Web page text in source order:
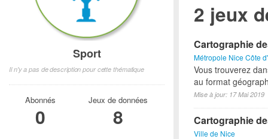
2 jeux
Cartographie
Métropole Nice Côte
Vous trouverez
au format
Mise à jour: 17 Mai 2019
Cartographie
Ville de Nice
Sport
Il n'y a pas de description pour cette thématique
Abonnés
0
Jeux de données
8